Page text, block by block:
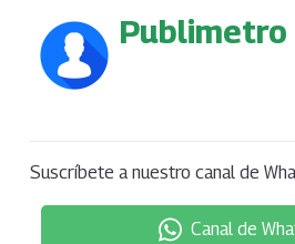
Publimetro
Suscríbete a nuestro canal de
Canal de